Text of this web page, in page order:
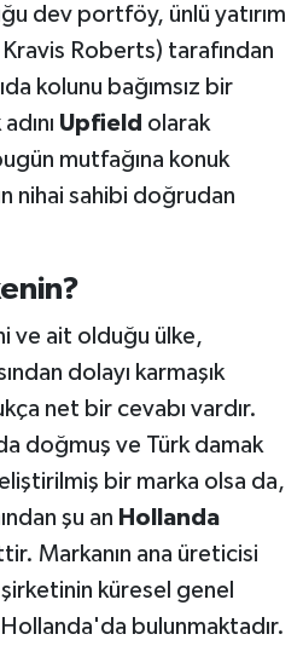
dev portföy, ünlü yatırım
Roberts) tarafından
kolunu bağımsız bir
Upfield olarak
mutfağına konuk
nihai sahibi doğrudan
ve ait olduğu ülke,
dolayı karmaşık
net bir cevabı vardır.
doğmuş ve Türk damak
bir marka olsa da,
şu an Hollanda
Markanın ana üreticisi
küresel genel
bulunmaktadır.